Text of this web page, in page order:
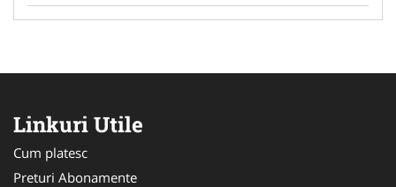
Linkuri Utile
Cum platesc
Preturi Abonamente